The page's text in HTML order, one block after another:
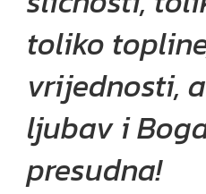
toliko
vrijednosti,
ljubav i
presudna!